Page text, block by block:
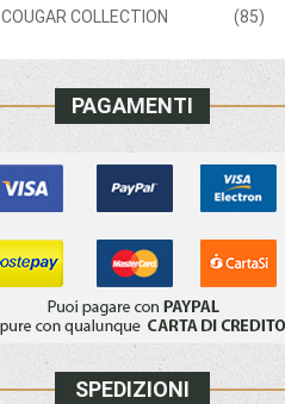
(85)
COUGAR COLLECTION
PAGAMENTI
SPEDIZIONI